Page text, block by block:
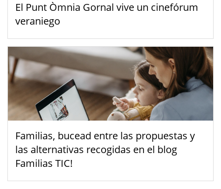
El Punt Òmnia Gornal vive un cinefórum
veraniego
Familias, bucead entre las propuestas y
las alternativas recogidas en el blog
Familias TIC!